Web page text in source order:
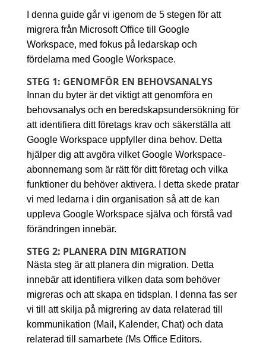
I denna guide går vi igenom de 5 stegen för att
migrera från Microsoft Office till Google
Workspace, med fokus på ledarskap och
fördelarna med Google Workspace.
STEG 1: GENOMFÖR EN BEHOVSANALYS
Innan du byter är det viktigt att genomföra en
behovsanalys och en beredskapsundersökning för
att identifiera ditt företags krav och säkerställa att
Google Workspace uppfyller dina behov. Detta
hjälper dig att avgöra vilket Google Workspace-
abonnemang som är rätt för ditt företag och vilka
funktioner du behöver aktivera. I detta skede pratar
vi med ledarna i din organisation så att de kan
uppleva Google Workspace själva och förstå vad
förändringen innebär.
STEG 2: PLANERA DIN MIGRATION
Nästa steg är att planera din migration. Detta
innebär att identifiera vilken data som behöver
migreras och att skapa en tidsplan. I denna fas ser
vi till att skilja på migrering av data relaterad till
kommunikation (Mail, Kalender, Chat) och data
relaterad till samarbete (Ms Office Editors,